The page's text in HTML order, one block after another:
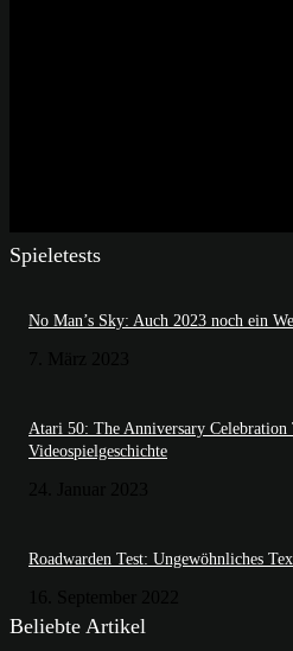
Spieletests
No Man’s Sky: Auch 2023 noch ein
Atari 50: The Anniversary Celebration
Videospielgeschichte
Roadwarden Test: Ungewöhnliches
Beliebte Artikel